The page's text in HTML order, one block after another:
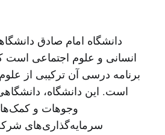
دانشگاه امام صادق
انسانی و علوم اجتماعی
برنامه درسی آن ترکیبی از
است. این دانشگاه،
وجوهات و
سرمایه‌گذاری‌های